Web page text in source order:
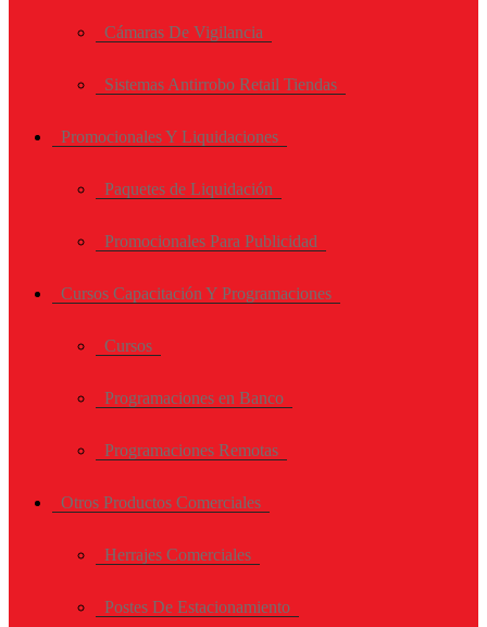
Cámaras De Vigilancia
Sistemas Antirrobo Retail Tiendas
Promocionales Y Liquidaciones
Paquetes de Liquidación
Promocionales Para Publicidad
Cursos Capacitación Y Programaciones
Cursos
Programaciones en Banco
Programaciones Remotas
Otros Productos Comerciales
Herrajes Comerciales
Postes De Estacionamiento